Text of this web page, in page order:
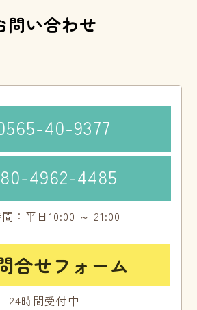
問い合わせ
40-9377
4962-4485
：平日10:00 ～ 21:00
合せフォーム
24時間受付中